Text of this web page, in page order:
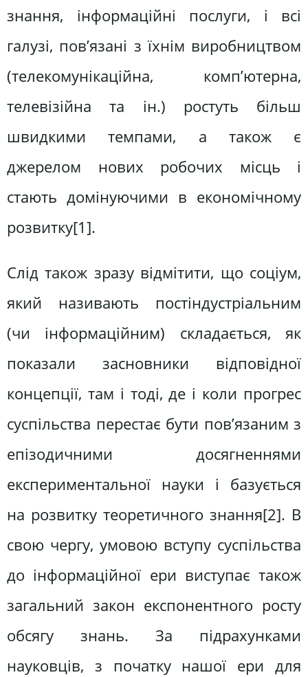
знання, інформаційні послуги, і всі
галузі, пов’язані з їхнім виробництвом
(телекомунікаційна, комп’ютерна,
телевізійна та ін.) ростуть більш
швидкими темпами, а також є
джерелом нових робочих місць і
стають домінуючими в економічному
розвитку[1].
Слід також зразу відмітити, що соціум,
який називають постіндустріальним
(чи інформаційним) складається, як
показали засновники відповідної
концепції, там і тоді, де і коли прогрес
суспільства перестає бути пов’язаним з
епізодичними досягненнями
експериментальної науки і базується
на розвитку теоретичного знання[2]. В
свою чергу, умовою вступу суспільства
до інформаційної ери виступає також
загальний закон експонентного росту
обсягу знань. За підрахунками
науковців, з початку нашої ери для